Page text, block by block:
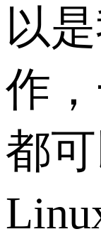
以
作
都